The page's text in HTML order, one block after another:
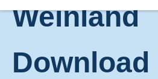
Weinland